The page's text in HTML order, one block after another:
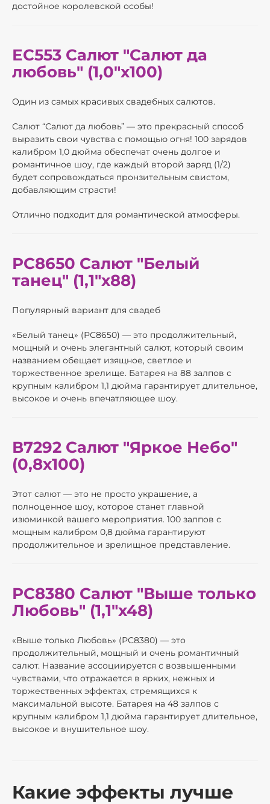
достойное королевской особы!
ЕС553 Салют "Салют да
любовь" (1,0"х100)
Один из самых красивых свадебных салютов.
Салют “Салют да любовь” — это прекрасный способ
выразить свои чувства с помощью огня! 100 зарядов
калибром 1,0 дюйма обеспечат очень долгое и
романтичное шоу, где каждый второй заряд (1/2)
будет сопровождаться пронзительным свистом,
добавляющим страсти!
Отлично подходит для романтической атмосферы.
РС8650 Салют "Белый
танец" (1,1"х88)
Популярный вариант для свадеб
«Белый танец» (РС8650) — это продолжительный,
мощный и очень элегантный салют, который своим
названием обещает изящное, светлое и
торжественное зрелище. Батарея на 88 залпов с
крупным калибром 1,1 дюйма гарантирует длительное,
высокое и очень впечатляющее шоу.
В7292 Салют "Яркое Небо"
(0,8х100)
Этот салют — это не просто украшение, а
полноценное шоу, которое станет главной
изюминкой вашего мероприятия. 100 залпов с
мощным калибром 0,8 дюйма гарантируют
продолжительное и зрелищное представление.
РС8380 Салют "Выше только
Любовь" (1,1"х48)
«Выше только Любовь» (РС8380) — это
продолжительный, мощный и очень романтичный
салют. Название ассоциируется с возвышенными
чувствами, что отражается в ярких, нежных и
торжественных эффектах, стремящихся к
максимальной высоте. Батарея на 48 залпов с
крупным калибром 1,1 дюйма гарантирует длительное,
высокое и внушительное шоу.
Какие эффекты лучше